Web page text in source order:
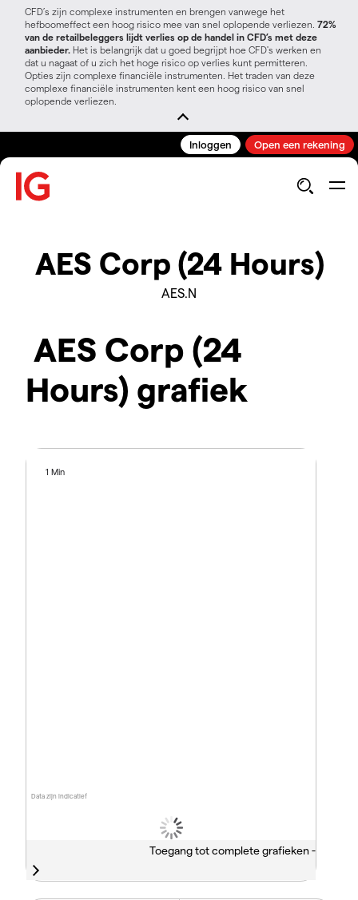
CFD’s zijn complexe instrumenten en brengen vanwege het
hefboomeffect een hoog risico mee van snel oplopende verliezen. 72%
van de retailbeleggers lijdt verlies op de handel in CFD’s met deze
aanbieder. Het is belangrijk dat u goed begrijpt hoe CFD's werken en
dat u nagaat of u zich het hoge risico op verlies kunt permitteren.
Opties zijn complexe financiële instrumenten. Het traden van deze
complexe financiële instrumenten kent een hoog risico van snel
oplopende verliezen.
Inloggen Open een rekening
AES Corp (24 Hours)
AES.N
AES Corp (24
Hours) grafiek
Data zijn indicatief
1 Min
Toegang tot complete grafieken -